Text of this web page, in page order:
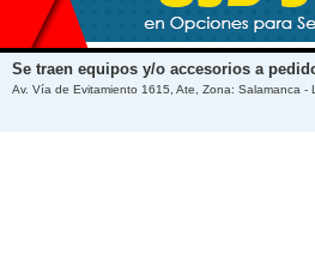
Se traen equipos y/o accesorios a
Av. Vía de Evitamiento 1615, Ate, Zona: Salamanca